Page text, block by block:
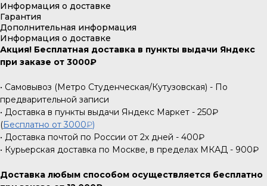
Информация о доставке
Гарантия
Дополнительная информация
Информация о доставке
Акция! Бесплатная доставка в пункты выдачи Яндекс
при заказе от 3000₽
• Самовывоз (Метро Студенческая/Кутузовская) - По
предварительной записи
• Доставка в пункты выдачи Яндекс Маркет - 250₽
(Бесплатно от 3000₽)
• Доставка почтой по России от 2х дней - 400₽
• Курьерская доставка по Москве, в пределах МКАД - 900₽
Доставка любым способом осуществляется бесплатно